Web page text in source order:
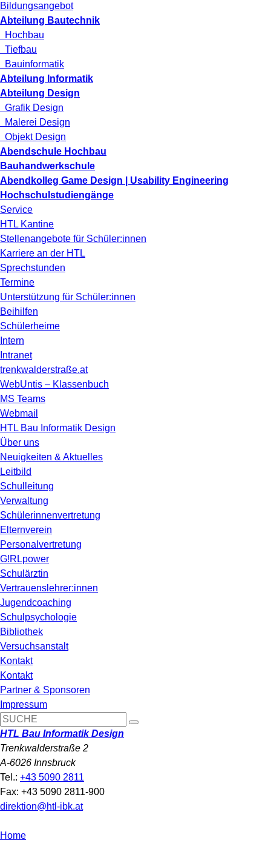
Bildungsangebot
Abteilung Bautechnik
Hochbau
Tiefbau
Bauinformatik
Abteilung Informatik
Abteilung Design
Grafik Design
Malerei Design
Objekt Design
Abendschule Hochbau
Bauhandwerkschule
Abendkolleg Game Design | Usability Engineering
Hochschulstudiengänge
Service
HTL Kantine
Stellenangebote für Schüler:innen
Karriere an der HTL
Sprechstunden
Termine
Unterstützung für Schüler:innen
Beihilfen
Schülerheime
Intern
Intranet
trenkwalderstraße.at
WebUntis – Klassenbuch
MS Teams
Webmail
HTL Bau Informatik Design
Über uns
Neuigkeiten & Aktuelles
Leitbild
Schulleitung
Verwaltung
Schülerinnenvertretung
Elternverein
Personalvertretung
G!RLpower
Schulärztin
Vertrauenslehrer:innen
Jugendcoaching
Schulpsychologie
Bibliothek
Versuchsanstalt
Kontakt
Kontakt
Partner & Sponsoren
Impressum
HTL Bau Informatik Design
Trenkwalderstraße 2
A-6026 Innsbruck
Tel.: +43 5090 2811
Fax: +43 5090 2811-900
direktion@htl-ibk.at
Home